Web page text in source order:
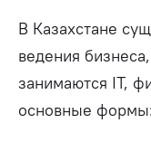
В Казахстане
ведения
занимаются IT,
основные формы: